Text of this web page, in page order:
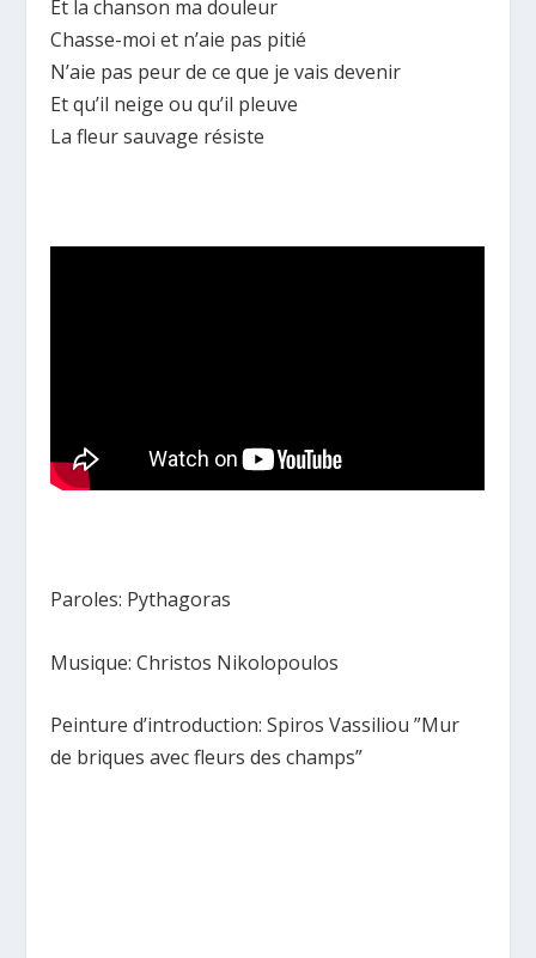
Et la chanson ma douleur
Chasse-moi et n’aie pas pitié
N’aie pas peur de ce que je vais devenir
Et qu’il neige ou qu’il pleuve
La fleur sauvage résiste
Paroles: Pythagoras
Musique: Christos Nikolopoulos
Peinture d’introduction: Spiros Vassiliou ”Mur
de briques avec fleurs des champs”